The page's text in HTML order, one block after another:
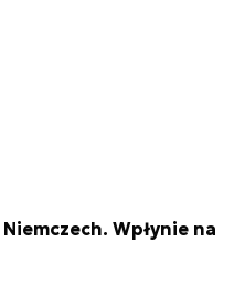
Wpłynie na